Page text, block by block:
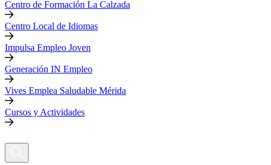
Centro de Formación La Calzada
Centro Local de Idiomas
Impulsa Empleo Joven
Generación IN Empleo
Vives Emplea Saludable Mérida
Cursos y Actividades